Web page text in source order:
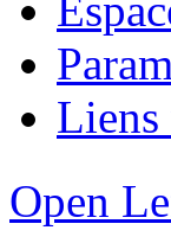
Liens
Open